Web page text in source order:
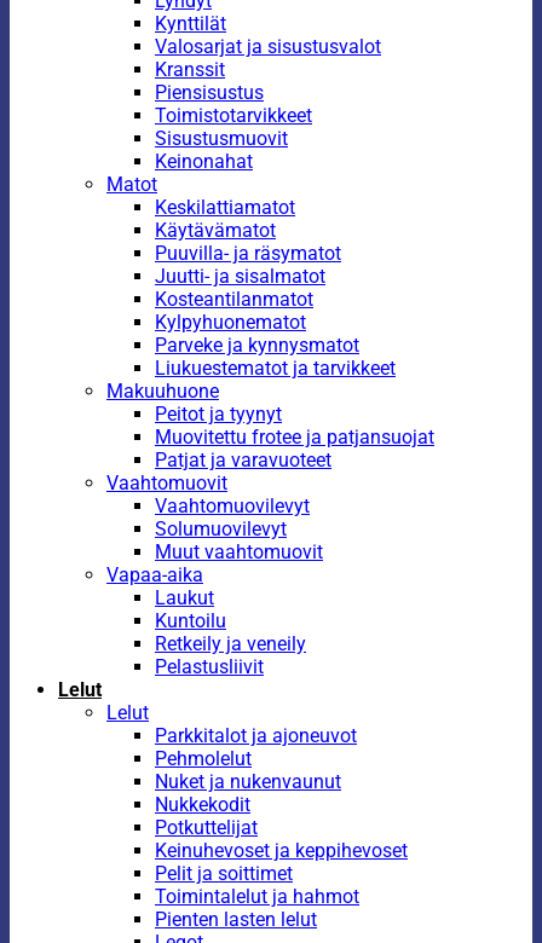
Kynttilät
Valosarjat ja sisustusvalot
Kranssit
Piensisustus
Toimistotarvikkeet
Sisustusmuovit
Keinonahat
Matot
Keskilattiamatot
Käytävämatot
Puuvilla- ja räsymatot
Juutti- ja sisalmatot
Kosteantilanmatot
Kylpyhuonematot
Parveke ja kynnysmatot
Liukuestematot ja tarvikkeet
Makuuhuone
Peitot ja tyynyt
Muovitettu frotee ja patjansuojat
Patjat ja varavuoteet
Vaahtomuovit
Vaahtomuovilevyt
Solumuovilevyt
Muut vaahtomuovit
Vapaa-aika
Laukut
Kuntoilu
Retkeily ja veneily
Pelastusliivit
Lelut
Lelut
Parkkitalot ja ajoneuvot
Pehmolelut
Nuket ja nukenvaunut
Nukkekodit
Potkuttelijat
Keinuhevoset ja keppihevoset
Pelit ja soittimet
Toimintalelut ja hahmot
Pienten lasten lelut